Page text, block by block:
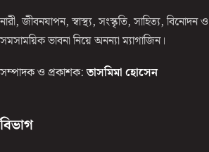
নারী, জীবনযাপন, স্বাস্থ্য, সংস্কৃতি, সাহিত্য, বিনোদন ও
সমসাময়িক ভাবনা নিয়ে অনন্যা ম্যাগাজিন।
সম্পাদক ও প্রকাশক: তাসমিমা হোসেন
বিভাগ